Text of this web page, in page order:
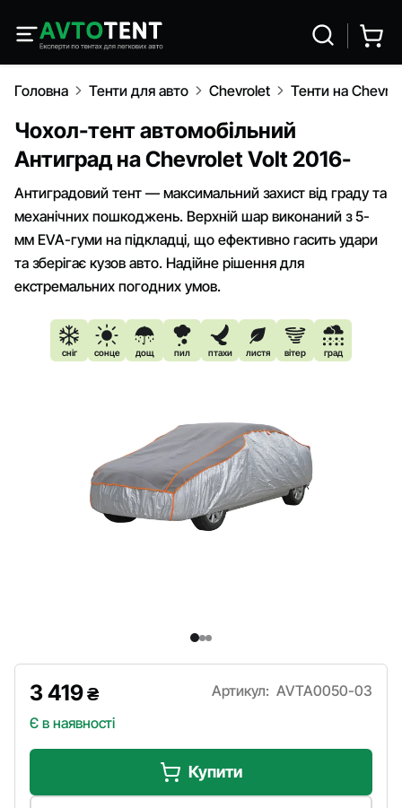
Головна Тенти для авто Chevrolet Тенти на
Чохол-тент автомобільний
Антиград на Chevrolet Volt 2016-
Антиградовий тент — максимальний захист від граду та
механічних пошкоджень. Верхній шар виконаний з 5-
мм EVA-гуми на підкладці, що ефективно гасить удари
та зберігає кузов авто. Надійне рішення для
екстремальних погодних умов.
сніг сонце дощ пил птахи листя вітер град
3 419₴
Є в наявності
Артикул: AVTA0050-03
Купити